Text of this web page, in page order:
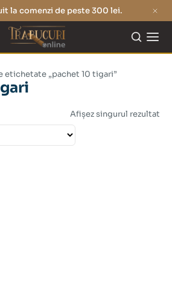
la comenzi de peste 300 lei.
etichetate „pachet 10 tigari”
Afișez singurul rezultat